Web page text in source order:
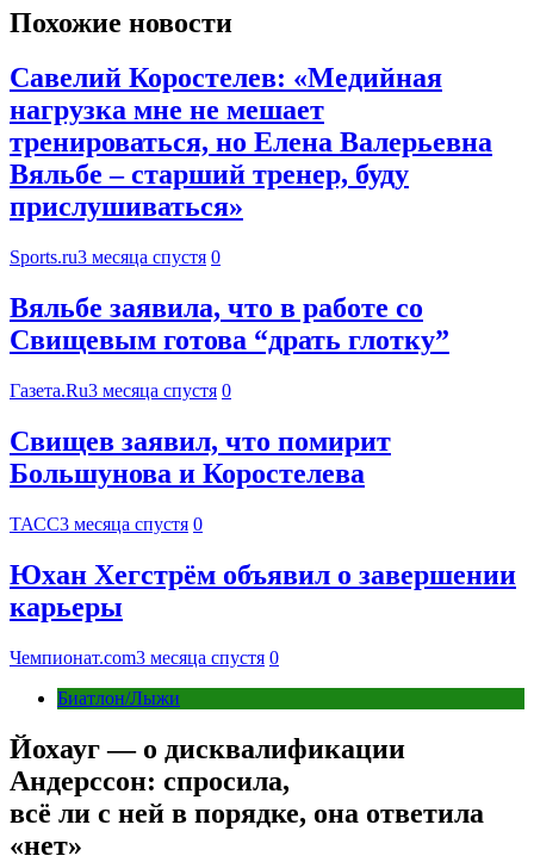
Похожие новости
Савелий Коростелев: «Медийная
нагрузка мне не мешает
тренироваться, но Елена Валерьевна
Вяльбе – старший тренер, буду
прислушиваться»
Sports.ru3 месяца спустя 0
Вяльбе заявила, что в работе со
Свищевым готова “драть глотку”
Газета.Ru3 месяца спустя 0
Свищев заявил, что помирит
Большунова и Коростелева
ТАСС3 месяца спустя 0
Юхан Хегстрём объявил о завершении
карьеры
Чемпионат.com3 месяца спустя 0
Биатлон/Лыжи
Йохауг — о дисквалификации
Андерссон: спросила,
всё ли с ней в порядке, она ответила
«нет»